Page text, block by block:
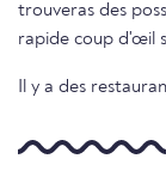
trouveras des
rapide coup d'œil
Il y a des